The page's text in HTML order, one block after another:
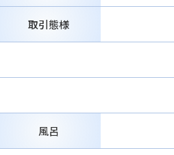
取引態様
風呂